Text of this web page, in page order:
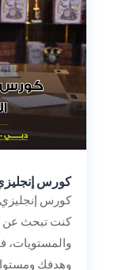
كورس
كورس إنجليزي
كنت تبحث عن
والمستويات،
وهدفك